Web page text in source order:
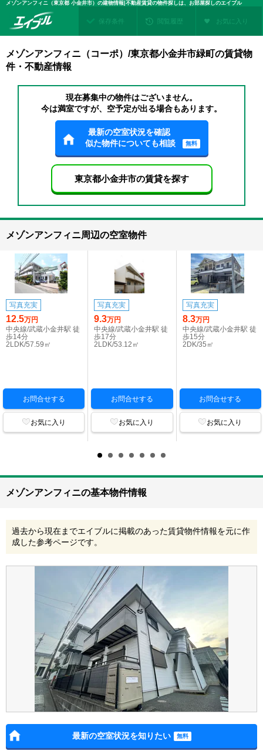
メゾンアンフィニ（東京都 小金井市）の建物情報|不動産賃貸の物件探しは、お部屋探しのエイブル
保存条件 閲覧履歴 お気に入り
メゾンアンフィニ（コーポ）/東京都小金井市緑町の賃貸物
件・不動産情報
現在募集中の物件はございません。
今は満室ですが、空予定が出る場合もあります。
最新の空室状況を確認
似た物件についても相談
無料
東京都小金井市の賃貸を探す
メゾンアンフィニ周辺の空室物件
写真充実
12.5万円
中央線/武蔵小金井駅 徒
歩14分
2LDK/57.59㎡
お問合せする
お気に入り
写真充実
9.3万円
中央線/武蔵小金井駅 徒
歩17分
2LDK/53.12㎡
お問合せする
お気に入り
写真充実
8.3万円
中央線/武蔵小金井駅 徒
歩15分
2DK/35㎡
お問合せする
お気に入り
メゾンアンフィニの基本物件情報
過去から現在までエイブルに掲載のあった賃貸物件情報を元に作
成した参考ページです。
最新の空室状況を知りたい